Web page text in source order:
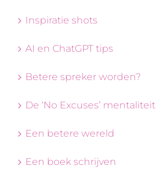
Inspiratie shots
AI en ChatGPT tips
Betere spreker worden?
De ‘No Excuses’ mentaliteit
Een betere wereld
Een boek schrijven